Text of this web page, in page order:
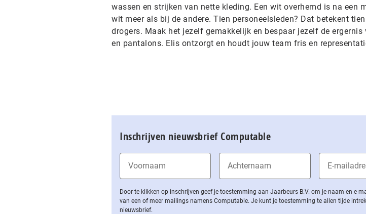
wassen en strijken van nette kleding. Een wit overhemd is na een
wit meer als bij de andere. Tien personeelsleden? Dat betekent
drogers. Maak het jezelf gemakkelijk en bespaar jezelf de ergernis
en pantalons. Elis ontzorgt en houdt jouw team fris en
Inschrijven nieuwsbrief Computable
Door te klikken op inschrijven geef je toestemming aan Jaarbeurs B.V. om je naam en e-
van een of meer mailings namens Computable. Je kunt je toestemming te allen tijde
nieuwsbrief.